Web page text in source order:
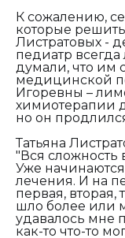
К сожалению,
которые
Листратовых -
педиатр
думали, что им
медицинской
Игоревны –
химиотерапии
но он
Татьяна
"Вся сложность
Уже
лечения. И на
первая, вторая,
шло более или
удавалось мне
как-то что-то